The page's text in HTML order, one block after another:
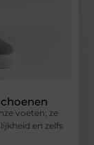
voeten; ze
en zelfs